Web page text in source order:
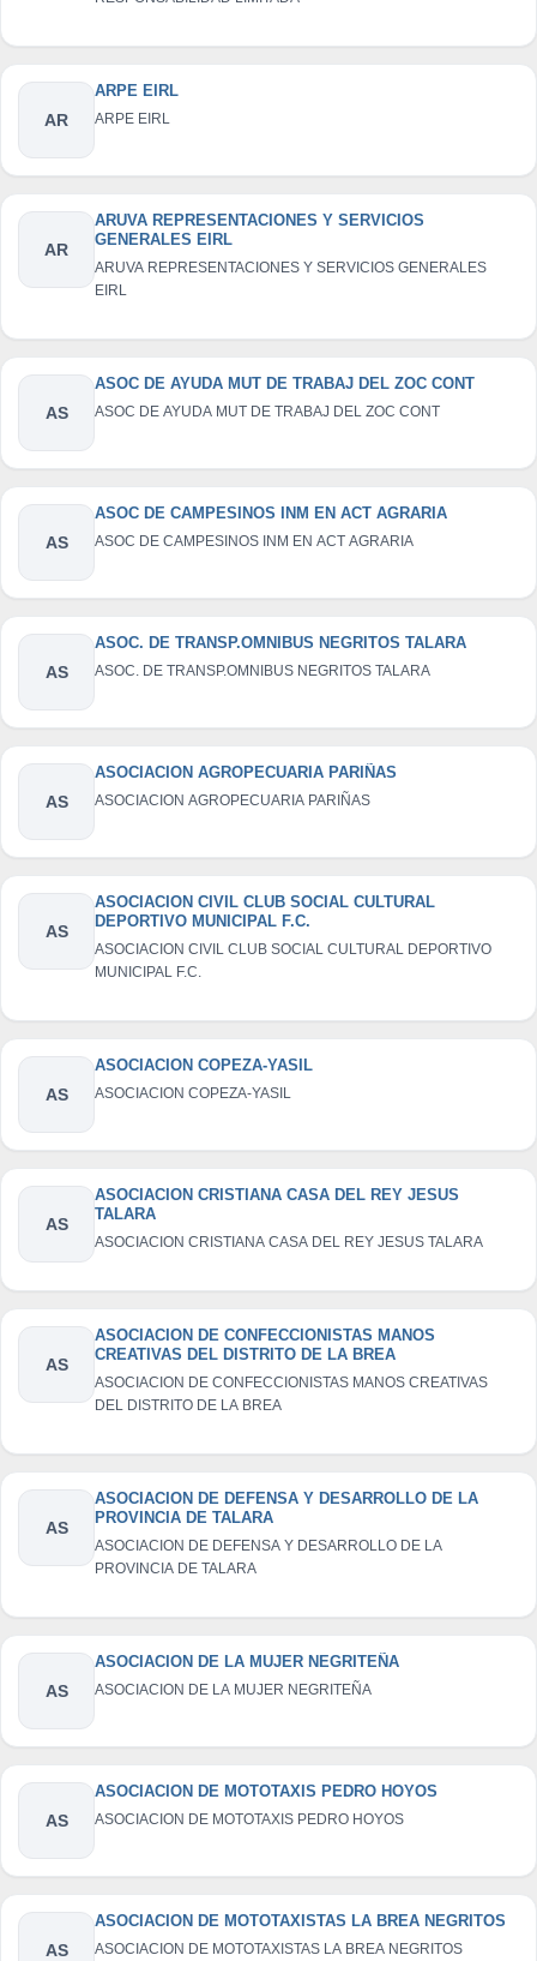
AR
ARPE EIRL
ARPE EIRL
AR
ARUVA REPRESENTACIONES Y SERVICIOS
GENERALES EIRL
ARUVA REPRESENTACIONES Y SERVICIOS GENERALES
EIRL
AS
ASOC DE AYUDA MUT DE TRABAJ DEL ZOC CONT
ASOC DE AYUDA MUT DE TRABAJ DEL ZOC CONT
AS
ASOC DE CAMPESINOS INM EN ACT AGRARIA
ASOC DE CAMPESINOS INM EN ACT AGRARIA
AS
ASOC. DE TRANSP.OMNIBUS NEGRITOS TALARA
ASOC. DE TRANSP.OMNIBUS NEGRITOS TALARA
AS
ASOCIACION AGROPECUARIA PARIÑAS
ASOCIACION AGROPECUARIA PARIÑAS
AS
ASOCIACION CIVIL CLUB SOCIAL CULTURAL
DEPORTIVO MUNICIPAL F.C.
ASOCIACION CIVIL CLUB SOCIAL CULTURAL DEPORTIVO
MUNICIPAL F.C.
AS
ASOCIACION COPEZA-YASIL
ASOCIACION COPEZA-YASIL
AS
ASOCIACION CRISTIANA CASA DEL REY JESUS
TALARA
ASOCIACION CRISTIANA CASA DEL REY JESUS TALARA
AS
ASOCIACION DE CONFECCIONISTAS MANOS
CREATIVAS DEL DISTRITO DE LA BREA
ASOCIACION DE CONFECCIONISTAS MANOS CREATIVAS
DEL DISTRITO DE LA BREA
AS
ASOCIACION DE DEFENSA Y DESARROLLO DE LA
PROVINCIA DE TALARA
ASOCIACION DE DEFENSA Y DESARROLLO DE LA
PROVINCIA DE TALARA
AS
ASOCIACION DE LA MUJER NEGRITEÑA
ASOCIACION DE LA MUJER NEGRITEÑA
AS
ASOCIACION DE MOTOTAXIS PEDRO HOYOS
ASOCIACION DE MOTOTAXIS PEDRO HOYOS
AS
ASOCIACION DE MOTOTAXISTAS LA BREA NEGRITOS
ASOCIACION DE MOTOTAXISTAS LA BREA NEGRITOS